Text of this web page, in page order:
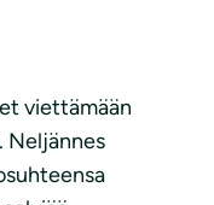
viettämään
Neljännes